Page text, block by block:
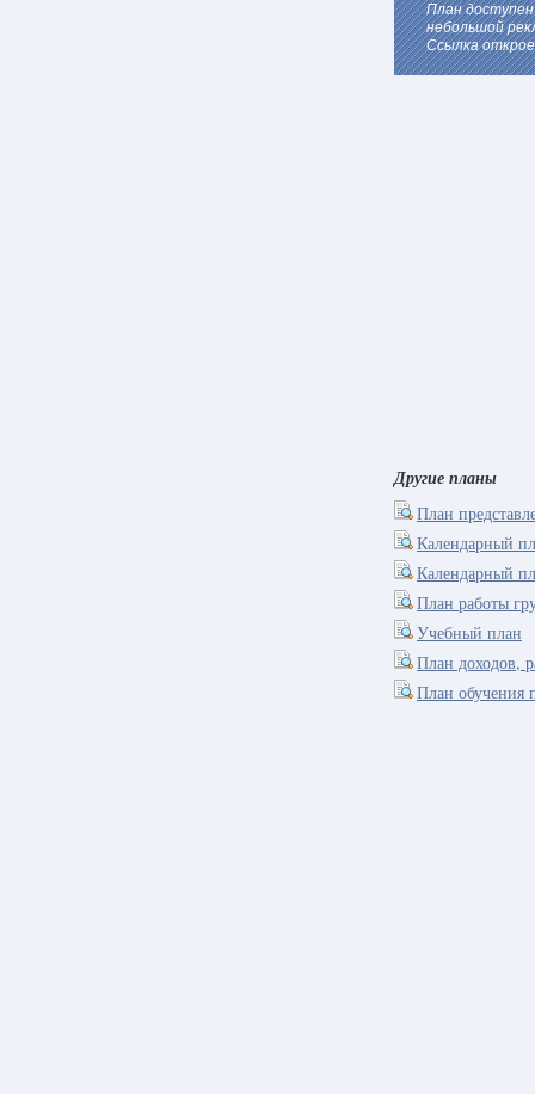
План доступен
небольшой
Ссылка
Другие планы
План
Календарный
Календарный
План работы
Учебный план
План доходов,
План обучения